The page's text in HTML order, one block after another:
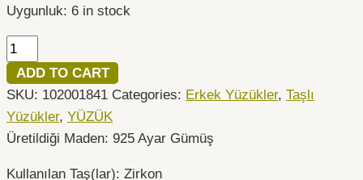
Uygunluk: 6 in stock
ADD TO CART
SKU: 102001841 Categories: Erkek Yüzükler, Taşlı
Yüzükler, YÜZÜK
Üretildiği Maden: 925 Ayar Gümüş
Kullanılan Taş(lar): Zirkon